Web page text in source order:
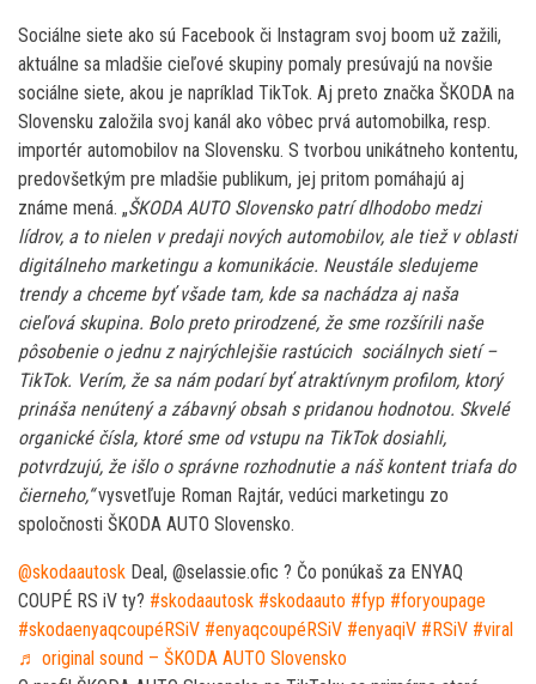
Sociálne siete ako sú Facebook či Instagram svoj boom už zažili,
aktuálne sa mladšie cieľové skupiny pomaly presúvajú na novšie
sociálne siete, akou je napríklad TikTok. Aj preto značka ŠKODA na
Slovensku založila svoj kanál ako vôbec prvá automobilka, resp.
importér automobilov na Slovensku. S tvorbou unikátneho kontentu,
predovšetkým pre mladšie publikum, jej pritom pomáhajú aj
známe mená. „ŠKODA AUTO Slovensko patrí dlhodobo medzi
lídrov, a to nielen v predaji nových automobilov, ale tiež v oblasti
digitálneho marketingu a komunikácie. Neustále sledujeme
trendy a chceme byť všade tam, kde sa nachádza aj naša
cieľová skupina. Bolo preto prirodzené, že sme rozšírili naše
pôsobenie o jednu z najrýchlejšie rastúcich sociálnych sietí –
TikTok. Verím, že sa nám podarí byť atraktívnym profilom, ktorý
prináša nenútený a zábavný obsah s pridanou hodnotou. Skvelé
organické čísla, ktoré sme od vstupu na TikTok dosiahli,
potvrdzujú, že išlo o správne rozhodnutie a náš kontent triafa do
čierneho,“vysvetľuje Roman Rajtár, vedúci marketingu zo
spoločnosti ŠKODA AUTO Slovensko.
@skodaautosk Deal, @selassie.ofic ? Čo ponúkaš za ENYAQ
COUPÉ RS iV ty? #skodaautosk #skodaauto #fyp #foryoupage
#skodaenyaqcoupéRSiV #enyaqcoupéRSiV #enyaqiV #RSiV #viral
♬ original sound – ŠKODA AUTO Slovensko